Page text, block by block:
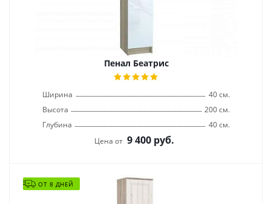
Пенал Беатрис
Ширина
40 см.
Высота
200 см.
Глубина
40 см.
Цена от 9 400руб.
ОТ 8 ДНЕЙ